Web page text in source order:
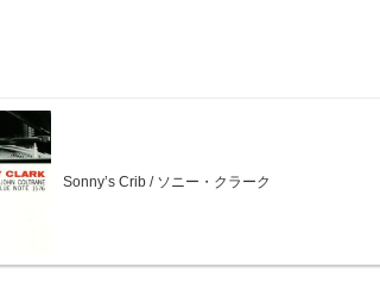
Sonny’s Crib / ソニー・クラーク